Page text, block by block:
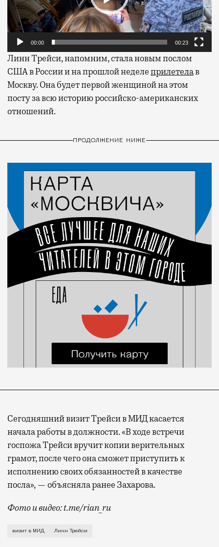
00:00 00:23
Линн Трейси, напомним, стала новым послом
США в России и на прошлой неделеприлетелав
Москву. Она будет первой женщиной на этом
посту за всю историю российско-американских
отношений.
ПРОДОЛЖЕНИЕ НИЖЕ
Сегодняшний визит Трейси в МИД касается
начала работы в должности. «В ходе встречи
госпожа Трейси вручит копии верительных
грамот, после чего она сможет приступить к
исполнению своих обязанностей в качестве
посла», — объясняла ранее Захарова.
Фото и видео: t.me/rian_ru
Сегодня новый посол США в Москве Линн Трейси
визит в МИД Линн Трейси